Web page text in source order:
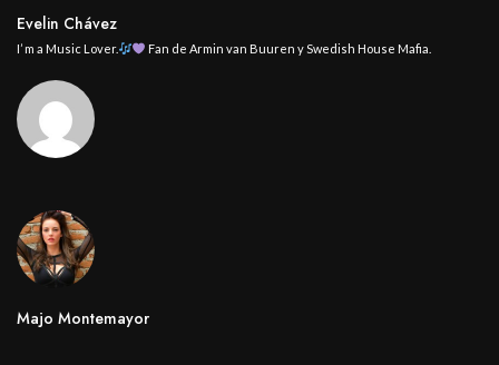
Evelin Chávez
I’ m a Music Lover. Fan de Armin van Buuren y Swedish House Mafia.
Majo Montemayor